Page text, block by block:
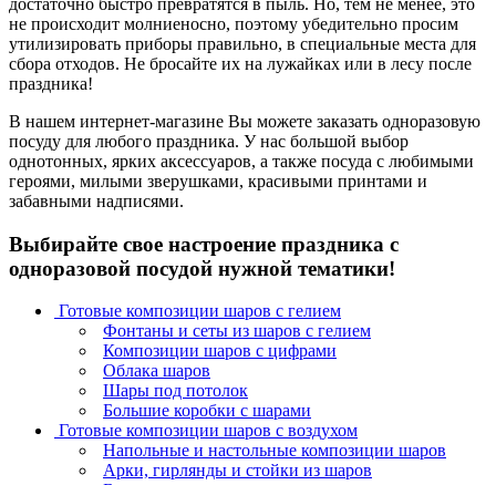
не происходит молниеносно, поэтому убедительно просим
утилизировать приборы правильно, в специальные места для
сбора отходов. Не бросайте их на лужайках или в лесу после
праздника!
В нашем интернет-магазине Вы можете заказать одноразовую
посуду для любого праздника. У нас большой выбор
однотонных, ярких аксессуаров, а также посуда с любимыми
героями, милыми зверушками, красивыми принтами и
забавными надписями.
Выбирайте свое настроение праздника с
одноразовой посудой нужной тематики!
Готовые композиции шаров с гелием
Фонтаны и сеты из шаров с гелием
Композиции шаров с цифрами
Облака шаров
Шары под потолок
Большие коробки с шарами
Готовые композиции шаров с воздухом
Напольные и настольные композиции шаров
Арки, гирлянды и стойки из шаров